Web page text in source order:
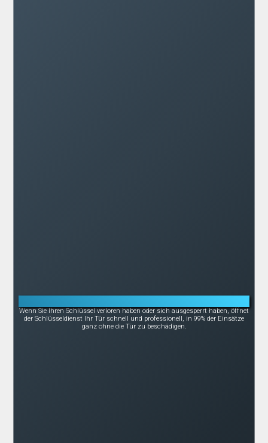
Wenn Sie Ihren Schlüssel verloren haben oder sich ausgesperrt haben, öffnet
der Schlüsseldienst Ihr Tür schnell und professionell, in 99% der Einsätze
ganz ohne die Tür zu beschädigen.